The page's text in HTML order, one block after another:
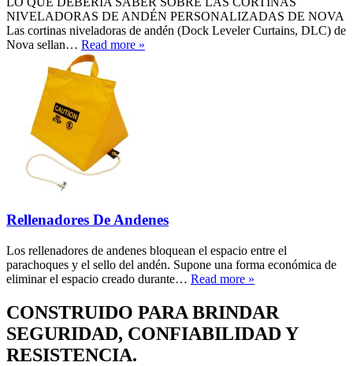
NIVELADORAS DE ANDÉN PERSONALIZADAS DE NOVA
Las cortinas niveladoras de andén (Dock Leveler Curtains, DLC) de
Nova sellan… Read more »
Rellenadores De Andenes
Los rellenadores de andenes bloquean el espacio entre el
parachoques y el sello del andén. Supone una forma económica de
eliminar el espacio creado durante… Read more »
CONSTRUIDO PARA BRINDAR
SEGURIDAD, CONFIABILIDAD Y
RESISTENCIA.